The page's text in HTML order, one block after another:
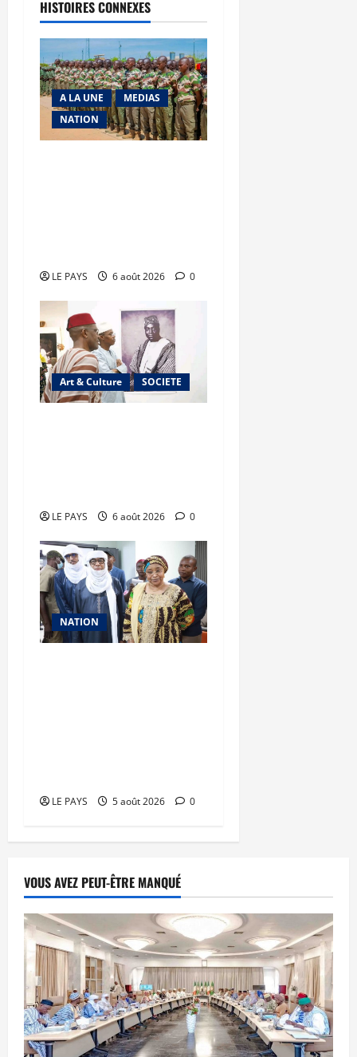
HISTOIRES CONNEXES
A LA UNE
MEDIAS
NATION
LE PAYS 6 août 2026 0
Art & Culture SOCIETE
LE PAYS 6 août 2026 0
NATION
LE PAYS 5 août 2026 0
VOUS AVEZ PEUT-ÊTRE MANQUÉ